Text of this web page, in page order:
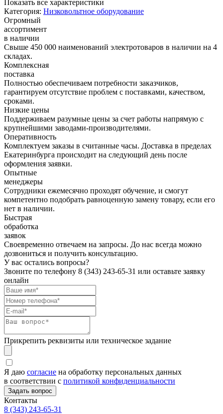
Показать все характеристики
Категория: Низковольтное оборудование
Огромный
ассортимент
в наличии
Свыше 450 000 наименований электротоваров в наличии на 4
складах.
Комплексная
поставка
Полностью обеспечиваем потребности заказчиков,
гарантируем отсутствие проблем с поставками, качеством,
сроками.
Низкие цены
Поддерживаем разумные цены за счет работы напрямую с
крупнейшими заводами-производителями.
Оперативность
Комплектуем заказы в считанные часы. Доставка в пределах
Екатеринбурга происходит на следующий день после
оформления заявки.
Опытные
менеджеры
Сотрудники ежемесячно проходят обучение, и смогут
компетентно подобрать равноценную замену товару, если его
нет в наличии.
Быстрая
обработка
заявок
Своевременно отвечаем на запросы. До нас всегда можно
дозвониться и получить консультацию.
У вас остались вопросы?
Звоните по телефону 8 (343) 243-65-31 или оставьте заявку
онлайн
Прикрепить реквизиты или техническое задание
Я даю согласие на обработку персональных данных
в соответствии с политикой конфиденциальности
Контакты
8 (343) 243-65-31